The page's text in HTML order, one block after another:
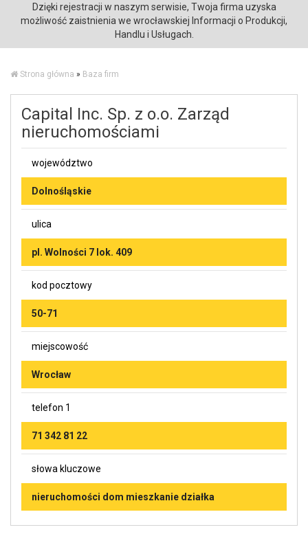
Dzięki rejestracji w naszym serwisie, Twoja firma uzyska
możliwość zaistnienia we wrocławskiej Informacji o Produkcji,
Handlu i Usługach.
Strona główna » Baza firm
Capital Inc. Sp. z o.o. Zarząd
nieruchomościami
województwo
Dolnośląskie
ulica
pl. Wolności 7 lok. 409
kod pocztowy
50-71
miejscowość
Wrocław
telefon 1
71 342 81 22
słowa kluczowe
nieruchomości dom mieszkanie działka